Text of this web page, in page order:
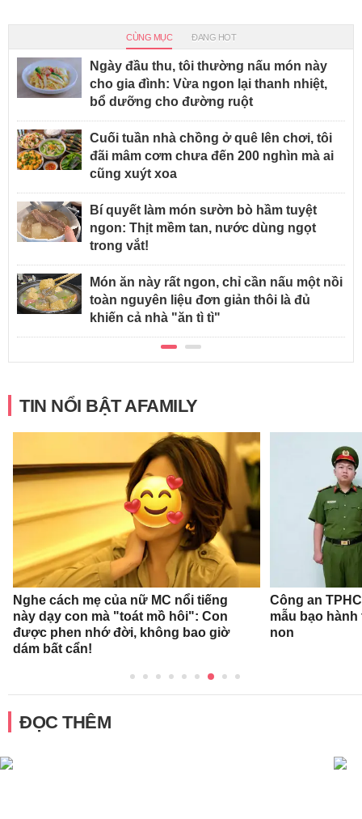
CÙNG MỤC ĐANG HOT
Ngày đầu thu, tôi thường nấu món này
cho gia đình: Vừa ngon lại thanh nhiệt,
bổ dưỡng cho đường ruột
Cuối tuần nhà chồng ở quê lên chơi, tôi
đãi mâm cơm chưa đến 200 nghìn mà ai
cũng xuýt xoa
Bí quyết làm món sườn bò hầm tuyệt
ngon: Thịt mềm tan, nước dùng ngọt
trong vắt!
Món ăn này rất ngon, chỉ cần nấu một nồi
toàn nguyên liệu đơn giản thôi là đủ
khiến cả nhà "ăn tì tì"
TIN NỔI BẬT AFAMILY
Nghe cách mẹ của nữ MC nổi tiếng
này dạy con mà "toát mồ hôi": Con
được phen nhớ đời, không bao giờ
dám bất cẩn!
Công an
mẫu bạo
non
ĐỌC THÊM